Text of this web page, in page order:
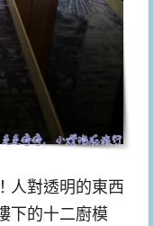
人對透明的東西
下的十二廚模